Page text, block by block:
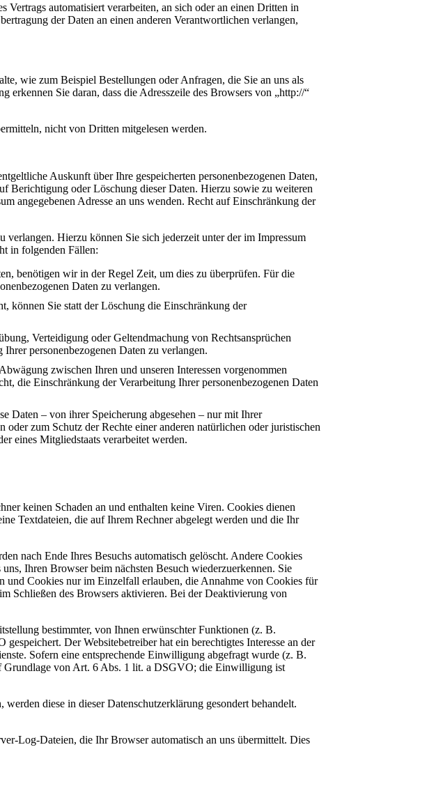
automatisiert verarbeiten, an sich oder an einen Dritten in
der Daten an einen anderen Verantwortlichen verlangen,
wie zum Beispiel Bestellungen oder Anfragen, die Sie an uns als
erkennen Sie daran, dass die Adresszeile des Browsers von „http://“
nicht von Dritten mitgelesen werden.
Auskunft über Ihre gespeicherten personenbezogenen Daten,
Berichtigung oder Löschung dieser Daten. Hierzu sowie zu weiteren
angegebenen Adresse an uns wenden. Recht auf Einschränkung der
verlangen. Hierzu können Sie sich jederzeit unter der im Impressum
in folgenden Fällen:
benötigen wir in der Regel Zeit, um dies zu überprüfen. Für die
Daten zu verlangen.
können Sie statt der Löschung die Einschränkung der
Verteidigung oder Geltendmachung von Rechtsansprüchen
personenbezogenen Daten zu verlangen.
zwischen Ihren und unseren Interessen vorgenommen
die Einschränkung der Verarbeitung Ihrer personenbezogenen Daten
Daten – von ihrer Speicherung abgesehen – nur mit Ihrer
zum Schutz der Rechte einer anderen natürlichen oder juristischen
eines Mitgliedstaats verarbeitet werden.
keinen Schaden an und enthalten keine Viren. Cookies dienen
Textdateien, die auf Ihrem Rechner abgelegt werden und die Ihr
nach Ende Ihres Besuchs automatisch gelöscht. Andere Cookies
Ihren Browser beim nächsten Besuch wiederzuerkennen. Sie
und Cookies nur im Einzelfall erlauben, die Annahme von Cookies für
Schließen des Browsers aktivieren. Bei der Deaktivierung von
bestimmter, von Ihnen erwünschter Funktionen (z. B.
Der Websitebetreiber hat ein berechtigtes Interesse an der
Sofern eine entsprechende Einwilligung abgefragt wurde (z. B.
Grundlage von Art. 6 Abs. 1 lit. a DSGVO; die Einwilligung ist
diese in dieser Datenschutzerklärung gesondert behandelt.
Log-Dateien, die Ihr Browser automatisch an uns übermittelt. Dies